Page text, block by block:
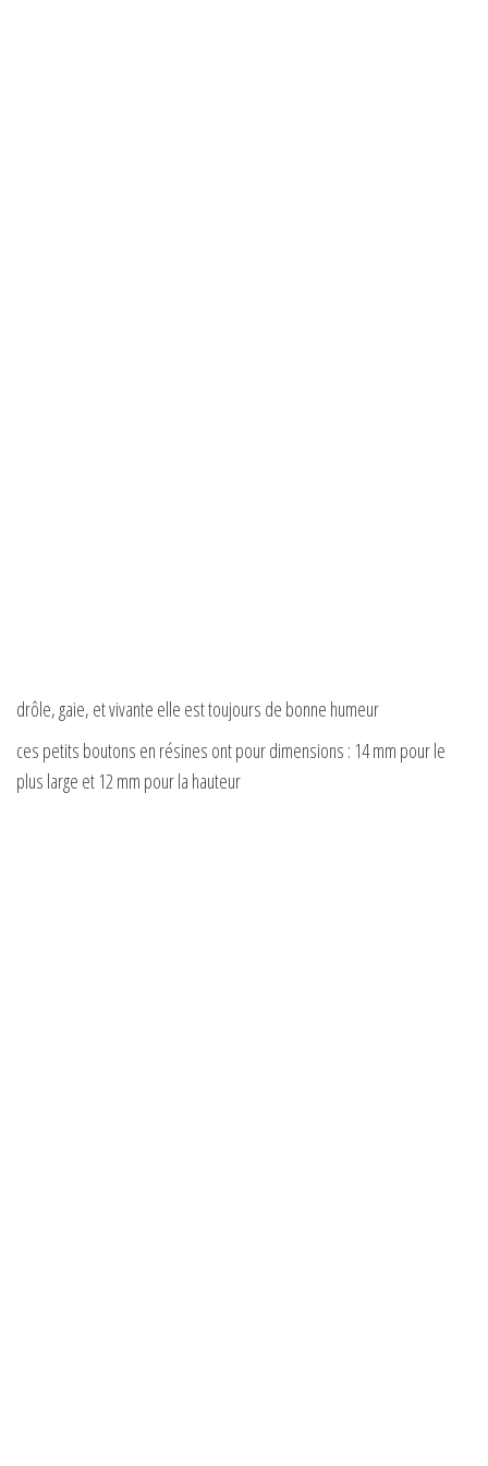
drôle, gaie, et vivante elle est toujours de bonne humeur
ces petits boutons en résines ont pour dimensions : 14 mm pour le
plus large et 12 mm pour la hauteur